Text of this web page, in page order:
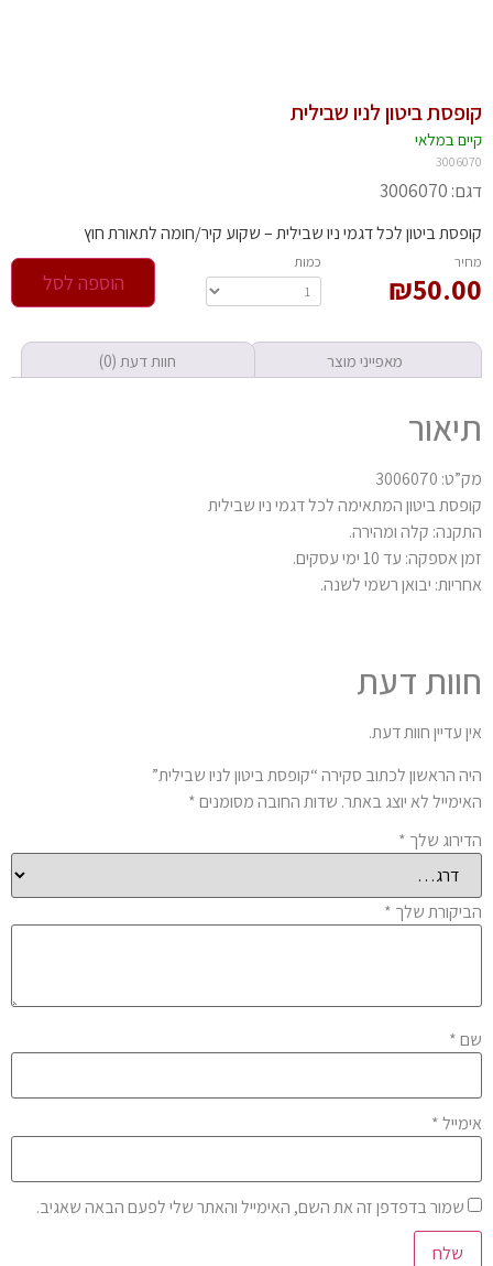
ביטון לניו שבילית
במלאי‬
ביטון לכל דגמי ניו שבילית – שקוע קיר/חומה לתאורת חוץ
₪
‫כמות‬
הוספה לסל
מאפייני מוצר חוות דעת (0)
3006070
ביטון המתאימה לכל דגמי ניו שבילית
קלה ומהירה.
עד 10 ימי עסקים.
יבואן רשמי לשנה.
דעת
עדיין חוות דעת.
הראשון לכתוב סקירה “קופסת ביטון לניו שבילית”
לא יוצג באתר.שדות החובה מסומנים*
שלך*
שלך*
*
*
שמור בדפדפן זה את השם, האימייל והאתר שלי לפעם הבאה שאגיב.